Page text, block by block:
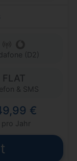
(D2)
FLAT
& SMS
€
pro Jahr